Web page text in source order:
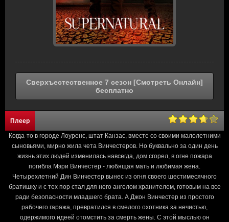
Сверхъестественное 7 сезон [Смотреть Онлайн]
бесплатно
Плеер
Когда-то в городе Лоуренс, штат Канзас, вместе со своими малолетними
сыновьями, мирно жила чета Винчестеров. Но буквально за один день
жизнь этих людей изменилась навсегда, дом сгорел, в огне пожара
погибла Мэри Винчестер - любящая мать и любимая жена.
Четырехлетний Дин Винчестер вынес из огня своего шестимесячного
братишку и с тех пор стал для него ангелом хранителем, готовым на все
ради безопасности младшего брата. А Джон Винчестер из простого
рабочего гаража, превратился в смелого охотника за нечистью,
одержимого идеей отомстить за смерть жены. С этой мыслью он